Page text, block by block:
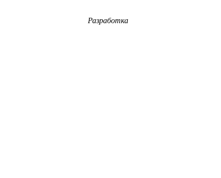
Разработка